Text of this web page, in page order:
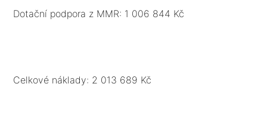
umístěny 2 informační mapové panely. Vznikne 1 stezka s QR kody.
Dotační podpora z MMR: 1 006 844 Kč
Celkové náklady: 2 013 689 Kč